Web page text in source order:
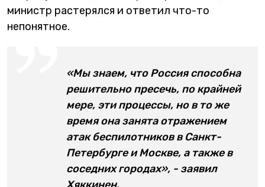
министр растерялся и ответил что-то
непонятное.
«Мы знаем, что Россия способна
решительно пресечь, по крайней
мере, эти процессы, но в то же
время она занята отражением
атак беспилотников в Санкт-
Петербурге и Москве, а также в
соседних городах», - заявил
Хяккинен.